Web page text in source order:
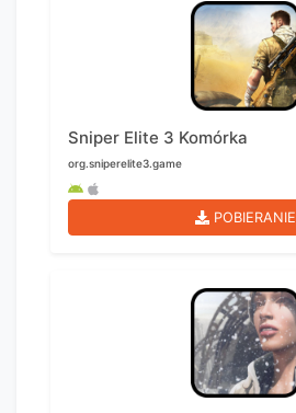
Sniper Elite 3 Komórka
org.sniperelite3.game
POBIERANIE